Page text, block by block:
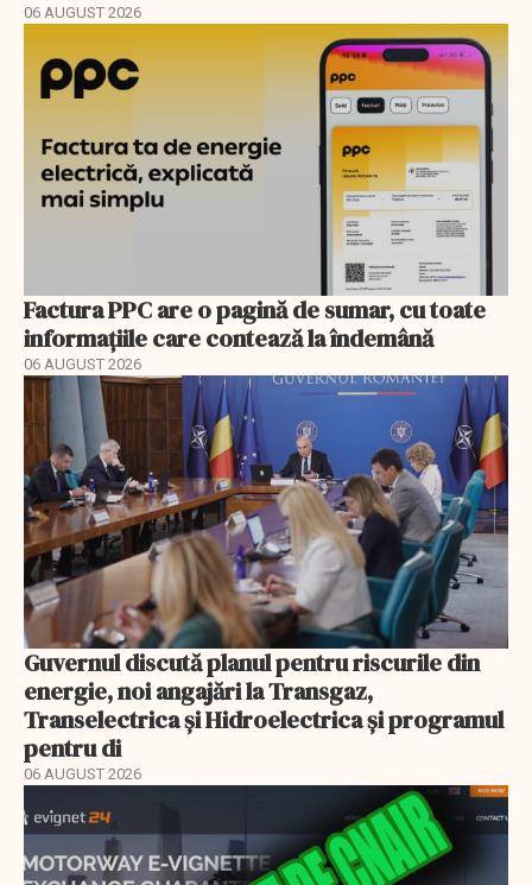
06 AUGUST 2026
Factura PPC are o pagină de sumar, cu toate
informațiile care contează la îndemână
06 AUGUST 2026
Guvernul discută planul pentru riscurile din
energie, noi angajări la Transgaz,
Transelectrica și Hidroelectrica și programul
pentru di
06 AUGUST 2026